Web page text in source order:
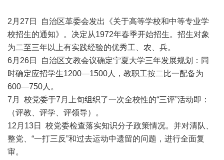
2月27日 自治区革委会发出《关于高等学校和中等专业学
校招生的通知》。决定从1972年春季开始招生。招生对象
为二至三年以上有实践经验的优秀工、农、兵。
6月26日 自治区文教会议确定宁夏大学三年发展规划：同
时确定应招学生1200—1500人，教职工按二比一配备为
600—750人。
7月 校党委于7月上旬组织了一次全校性的“三评”活动即：
（评教、评学、评领导）。
12月13日 校党委检查落实知识分子政策情况。并对清队、
整党、“一打三反”和过去运动中遗留的问题，进行全面复
审。